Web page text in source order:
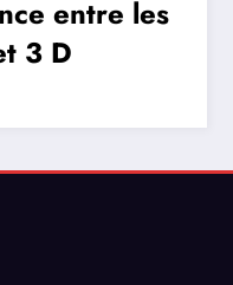
Monde –